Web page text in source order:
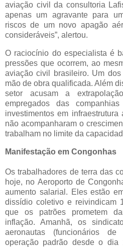
aviação civil da consultoria
apenas um agravante para
riscos de um novo apagão
consideráveis”, alertou.
O raciocínio do especialista é
pressões que ocorrem, ao
aviação civil brasileiro. Um
mão de obra qualificada. Além
setor acusam a
empregados das
investimentos em
não acompanharam o
trabalham no limite da
Manifestação em Congonhas
Os trabalhadores de terra das
hoje, no Aeroporto de
aumento salarial. Eles estão
dissídio coletivo e reivindicam
que os patrões prometem
inflação. Amanhã, os
aeronautas (funcionários
operação padrão desde o dia